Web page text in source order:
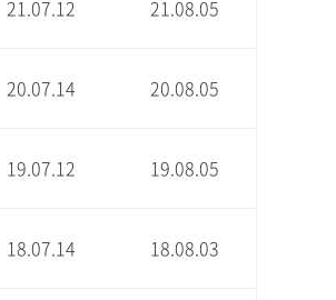
21.07.12 21.08.05
20.07.14 20.08.05
19.07.12 19.08.05
18.07.14 18.08.03